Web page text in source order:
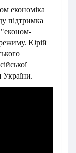
економіка
підтримка
"економ-
Юрій
України.